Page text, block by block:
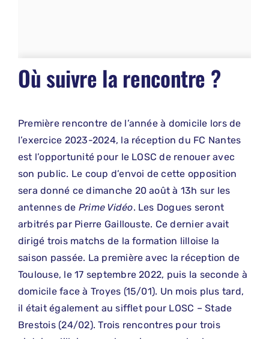
Où suivre la rencontre ?
Première rencontre de l’année à domicile lors de
l’exercice 2023-2024, la réception du FC Nantes
est l’opportunité pour le LOSC de renouer avec
son public. Le coup d’envoi de cette opposition
sera donné ce dimanche 20 août à 13h sur les
antennes de Prime Vidéo. Les Dogues seront
arbitrés par Pierre Gaillouste. Ce dernier avait
dirigé trois matchs de la formation lilloise la
saison passée. La première avec la réception de
Toulouse, le 17 septembre 2022, puis la seconde à
domicile face à Troyes (15/01). Un mois plus tard,
il était également au sifflet pour LOSC – Stade
Brestois (24/02). Trois rencontres pour trois